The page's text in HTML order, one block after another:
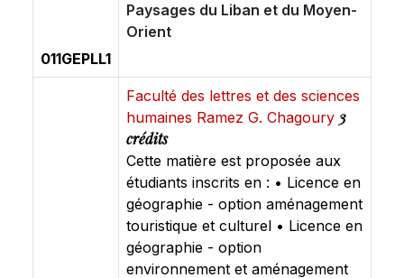
011GEPLL1
Paysages du Liban et du Moyen-
Orient
Faculté des lettres et des sciences
humaines Ramez G. Chagoury 3
crédits
Cette matière est proposée aux
étudiants inscrits en : • Licence en
géographie - option aménagement
touristique et culturel • Licence en
géographie - option
environnement et aménagement